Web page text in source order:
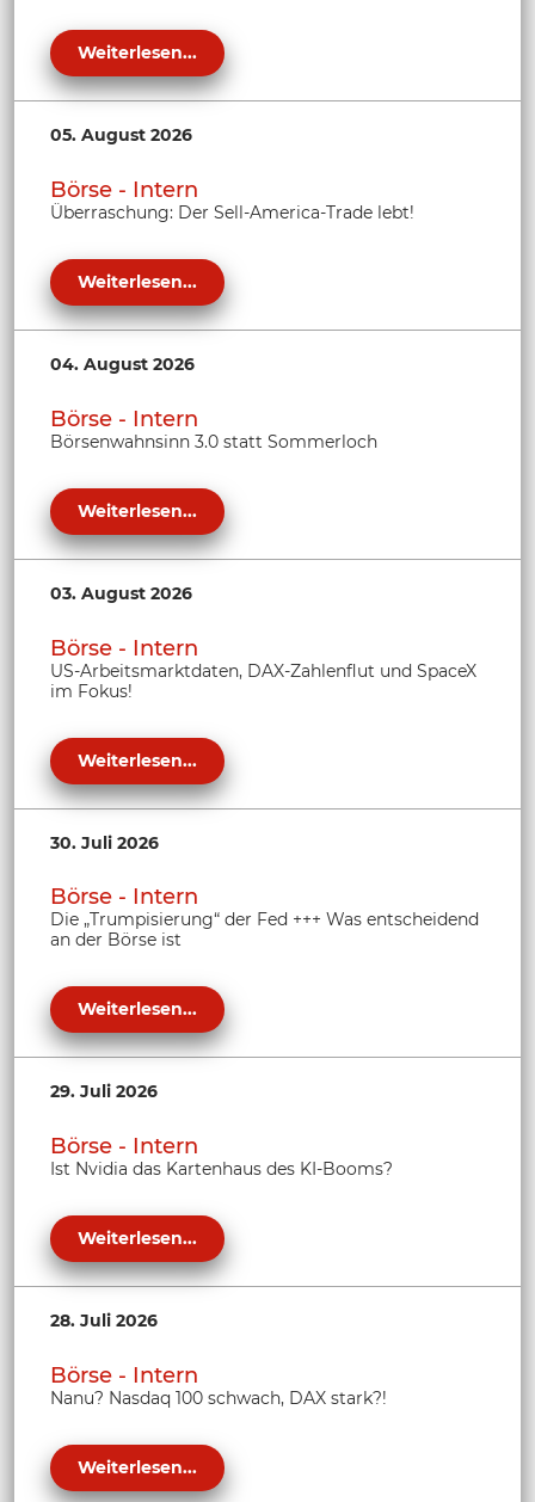
Weiterlesen...
05. August 2026
Börse - Intern
Überraschung: Der Sell-America-Trade lebt!
Weiterlesen...
04. August 2026
Börse - Intern
Börsenwahnsinn 3.0 statt Sommerloch
Weiterlesen...
03. August 2026
Börse - Intern
US-Arbeitsmarktdaten, DAX-Zahlenflut und SpaceX
im Fokus!
Weiterlesen...
30. Juli 2026
Börse - Intern
Die „Trumpisierung“ der Fed +++ Was entscheidend
an der Börse ist
Weiterlesen...
29. Juli 2026
Börse - Intern
Ist Nvidia das Kartenhaus des KI-Booms?
Weiterlesen...
28. Juli 2026
Börse - Intern
Nanu? Nasdaq 100 schwach, DAX stark?!
Weiterlesen...